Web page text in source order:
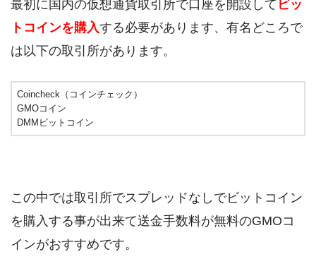
最初に国内の仮想通貨取引所で口座を開設して ビッ
トコインを購入する必要があります、有名どころで
は以下の取引所があります。
Coincheck（コインチェック）
GMOコイン
DMMビットコイン
この中では取引所でスプレッドなしでビットコイン
を購入する事が出来て送金手数料が無料のGMOコ
インがおすすめです。